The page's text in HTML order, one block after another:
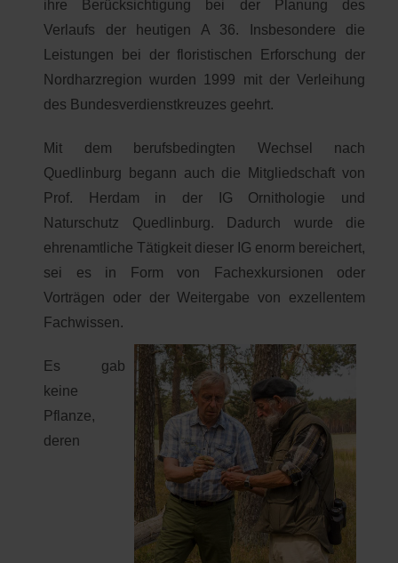
ihre Berücksichtigung bei der Planung des
Verlaufs der heutigen A 36. Insbesondere die
Leistungen bei der floristischen Erforschung der
Nordharzregion wurden 1999 mit der Verleihung
des Bundesverdienstkreuzes geehrt.
Mit dem berufsbedingten Wechsel nach
Quedlinburg begann auch die Mitgliedschaft von
Prof. Herdam in der IG Ornithologie und
Naturschutz Quedlinburg. Dadurch wurde die
ehrenamtliche Tätigkeit dieser IG enorm bereichert,
sei es in Form von Fachexkursionen oder
Vorträgen oder der Weitergabe von exzellentem
Fachwissen.
Es gab
keine
Pflanze,
deren